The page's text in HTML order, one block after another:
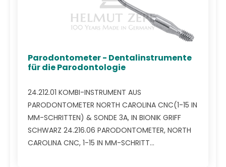
Parodontometer - Dentalinstrumente
für die Parodontologie
24.212.01 KOMBI-INSTRUMENT AUS
PARODONTOMETER NORTH CAROLINA CNC(1-15 IN
MM-SCHRITTEN) & SONDE 3A, IN BIONIK GRIFF
SCHWARZ 24.216.06 PARODONTOMETER, NORTH
CAROLINA CNC, 1-15 IN MM-SCHRITT...